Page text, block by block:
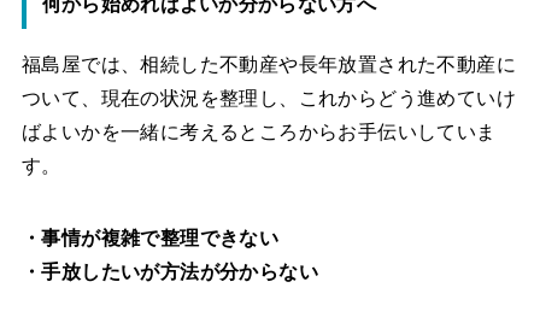
何から始めればよいか分からない方へ
福島屋では、相続した不動産や長年放置された不動産に
ついて、現在の状況を整理し、これからどう進めていけ
ばよいかを一緒に考えるところからお手伝いしていま
す。
・事情が複雑で整理できない
・手放したいが方法が分からない